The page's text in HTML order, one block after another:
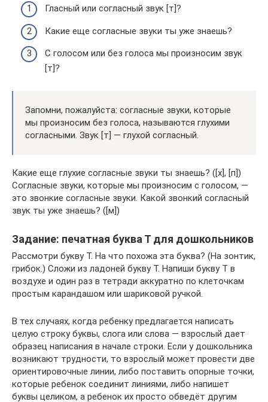
Гласный или согласный звук [т]?
Какие еще согласные звуки ты уже знаешь?
С голосом или без голоса мы произносим звук
[т]?
Запомни, пожалуйста: согласные звуки, которые
мы произносим без голоса, называются глухими
согласными. Звук [т] — глухой согласный.
Какие еще глухие согласные звуки ты знаешь? ([х], [п])
Согласные звуки, которые мы произносим с голосом, —
это звонкие согласные звуки. Какой звонкий согласный
звук ты уже знаешь? ([м])
Задание: печатная буква Т для дошкольников
Рассмотри букву Т. На что похожа эта буква? (На зонтик,
грибок.) Сложи из ладоней букву Т. Напиши букву Т в
воздухе и один раз в тетради аккуратно по клеточкам
простым карандашом или шариковой ручкой.
В тех случаях, когда ребенку предлагается написать
целую строку буквы, слога или слова — взрослый дает
образец написания в начале строки. Если у дошкольника
возникают трудности, то взрослый может провести две
ориентировочные линии, либо поставить опорные точки,
которые ребенок соединит линиями, либо напишет
буквы целиком, а ребенок их просто обведёт другим